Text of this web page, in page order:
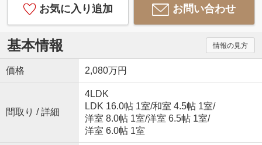
お気に入り追加 お問い合わせ
基本情報 情報の見方
価格 2,080万円
間取り / 詳細
4LDK
LDK 16.0帖 1室/和室 4.5帖 1室/
洋室 8.0帖 1室/洋室 6.5帖 1室/
洋室 6.0帖 1室